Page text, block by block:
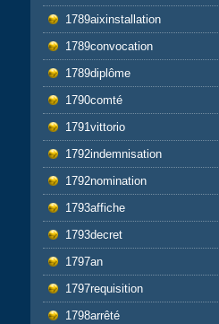
1789aixinstallation
1789convocation
1789diplôme
1790comté
1791vittorio
1792indemnisation
1792nomination
1793affiche
1793decret
1797an
1797requisition
1798arrêté